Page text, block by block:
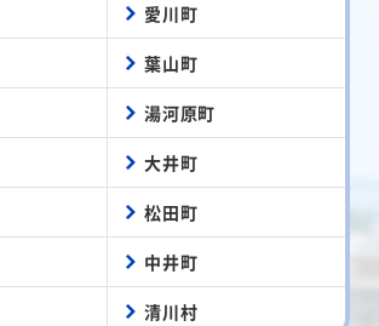
愛川町
葉山町
湯河原町
大井町
松田町
中井町
清川村